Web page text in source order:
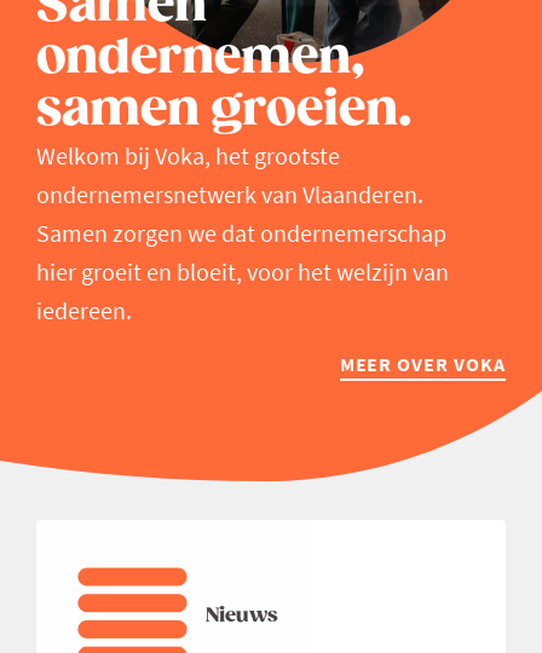
ondernemen,
samen groeien.
Welkom bij Voka, het grootste
ondernemersnetwerk van Vlaanderen.
Samen zorgen we dat ondernemerschap
hier groeit en bloeit, voor het welzijn van
iedereen.
MEER OVER VOKA
Nieuws